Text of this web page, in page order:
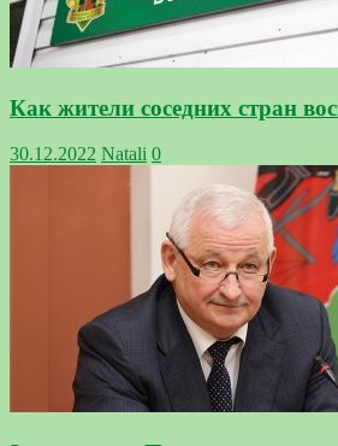
Как жители соседних стран
30.12.2022 Natali 0